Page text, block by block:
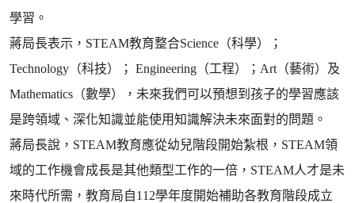
學習。
蔣局長表示，STEAM教育整合Science（科學）；
Technology（科技）； Engineering（工程）；Art（藝術）及
Mathematics（數學），未來我們可以預想到孩子的學習應該
是跨領域、深化知識並能使用知識解決未來面對的問題。
蔣局長說，STEAM教育應從幼兒階段開始紮根，STEAM領
域的工作機會成長是其他類型工作的一倍，STEAM人才是未
來時代所需，教育局自112學年度開始補助各教育階段成立